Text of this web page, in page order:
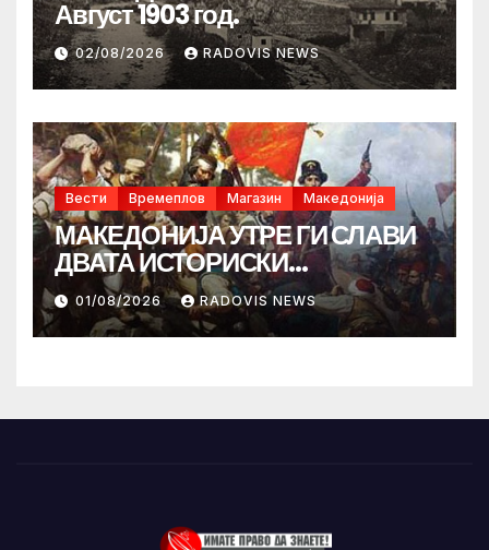
Август 1903 год.
02/08/2026 RADOVIS NEWS
Вести Времеплов Магазин Македонија
МАКЕДОНИЈА УТРЕ ГИ СЛАВИ
ДВАТА ИСТОРИСКИ
ИЛИНДЕНА!
01/08/2026 RADOVIS NEWS